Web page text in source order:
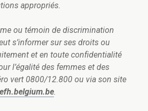
appropriés.
ou témoin de discrimination
s’informer sur ses droits ou
et en toute confidentialité
l’égalité des femmes et des
vert 0800/12.800 ou via son site
.